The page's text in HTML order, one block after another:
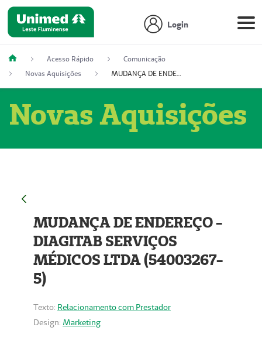
Login
Acesso Rápido
Comunicação
Novas Aquisições
MUDANÇA DE ENDEREÇO - DIAGITAB SERVIÇOS MÉDICOS LTDA (54003267-5)
Novas Aquisições
MUDANÇA DE ENDEREÇO -
DIAGITAB SERVIÇOS
MÉDICOS LTDA (54003267-
5)
Texto: Relacionamento com Prestador
Design: Marketing